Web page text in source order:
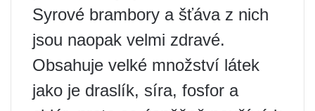
Syrové brambory a šťáva z nich
jsou naopak velmi zdravé.
Obsahuje velké množství látek
jako je draslík, síra, fosfor a